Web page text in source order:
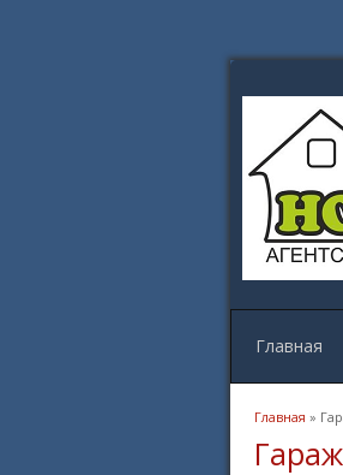
Главная
Вы
Главная »